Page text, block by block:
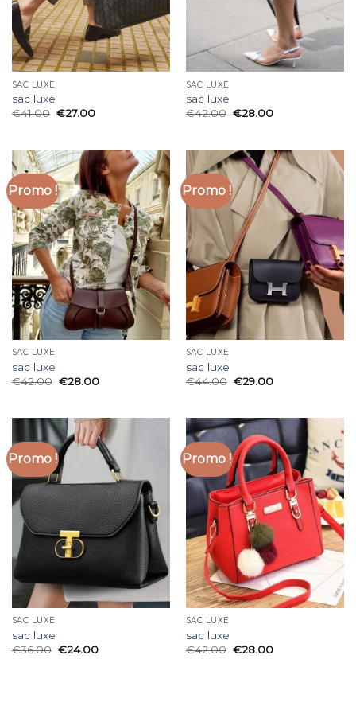
SAC LUXE
sac luxe
€41.00 €27.00
SAC LUXE
sac luxe
€42.00 €28.00
Promo !
SAC LUXE
sac luxe
€42.00 €28.00
Promo !
SAC LUXE
sac luxe
€44.00 €29.00
Promo !
SAC LUXE
sac luxe
€36.00 €24.00
Promo !
SAC LUXE
sac luxe
€42.00 €28.00